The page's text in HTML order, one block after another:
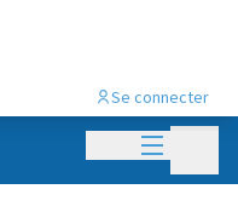
Menu
Se connecter